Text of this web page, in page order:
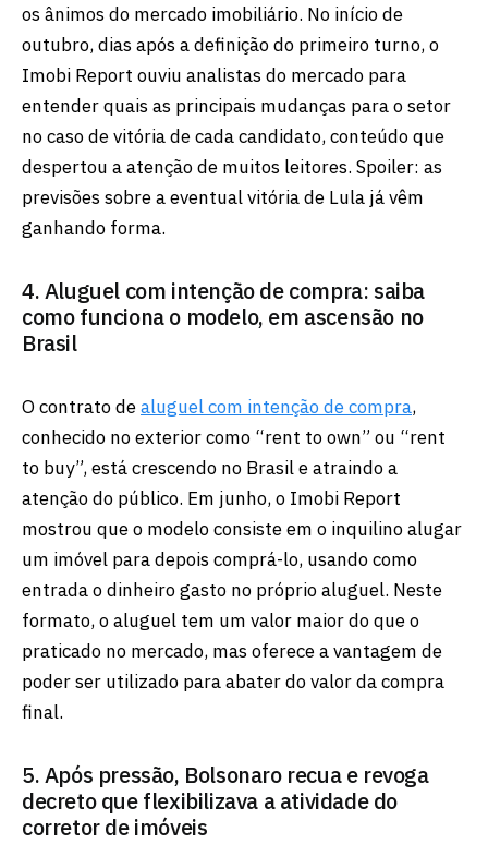
os ânimos do mercado imobiliário. No início de
outubro, dias após a definição do primeiro turno, o
Imobi Report ouviu analistas do mercado para
entender quais as principais mudanças para o setor
no caso de vitória de cada candidato, conteúdo que
despertou a atenção de muitos leitores. Spoiler: as
previsões sobre a eventual vitória de Lula já vêm
ganhando forma.
4. Aluguel com intenção de compra: saiba
como funciona o modelo, em ascensão no
Brasil
O contrato dealuguel com intenção de compra,
conhecido no exterior como “rent to own” ou “rent
to buy”, está crescendo no Brasil e atraindo a
atenção do público. Em junho, o Imobi Report
mostrou que o modelo consiste em o inquilino alugar
um imóvel para depois comprá-lo, usando como
entrada o dinheiro gasto no próprio aluguel. Neste
formato, o aluguel tem um valor maior do que o
praticado no mercado, mas oferece a vantagem de
poder ser utilizado para abater do valor da compra
final.
5. Após pressão, Bolsonaro recua e revoga
decreto que flexibilizava a atividade do
corretor de imóveis